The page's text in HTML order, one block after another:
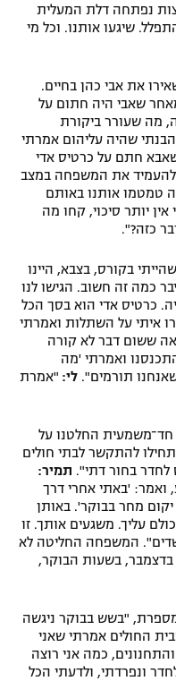
נפתחה דלת המעלית
שיגעו אותנו. וכל מי
את אבי כהן בחיים.
שאבי היה חתום על
מה שעורר ביקורת
שהיה עליהום אמרתי
חתם על כרטיס אדי
להעמיד את המשפחה במצב
טמטמו אותנו באותם
יותר סיכוי, קחו מה
כזה?".
בקורס, בצבא, היינו
ודיבר כמה זה חשוב. הגישו לנו
כרטיס אדי הוא בסך הכל
איתי על השתלות ואמרתי
ששום דבר לא קורה
ואמרתי 'מה
תורמים". לי: "אמרת
חד־משמעית החלטנו על
להתקשר לבתי חולים
לחדר בחור דתי". תמיר:
ואמר: 'באתי אחרי דרך
מחר בבוקר'. באותן
עליך. משגעים אותך. זו
המשפחה החליטה לא
לתרום איברים, ואבי כהן לא קם. ב־29 בדצמבר, בשעות הבוקר,
"בשש בבוקר ניגשה
החולים אמרתי שאני
כמה אני רוצה
ונפרדתי, ולדעתי הכל